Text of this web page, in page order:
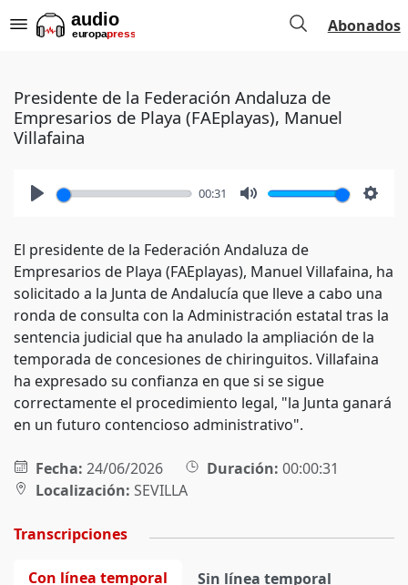
Abonados
Presidente de la Federación Andaluza de
Empresarios de Playa (FAEplayas), Manuel
Villafaina
00:31
El presidente de la Federación Andaluza de
Empresarios de Playa (FAEplayas), Manuel Villafaina, ha
solicitado a la Junta de Andalucía que lleve a cabo una
ronda de consulta con la Administración estatal tras la
sentencia judicial que ha anulado la ampliación de la
temporada de concesiones de chiringuitos. Villafaina
ha expresado su confianza en que si se sigue
correctamente el procedimiento legal, "la Junta ganará
en un futuro contencioso administrativo".
Fecha: 24/06/2026 Duración: 00:00:31
Localización: SEVILLA
Transcripciones
Con línea temporal Sin línea temporal